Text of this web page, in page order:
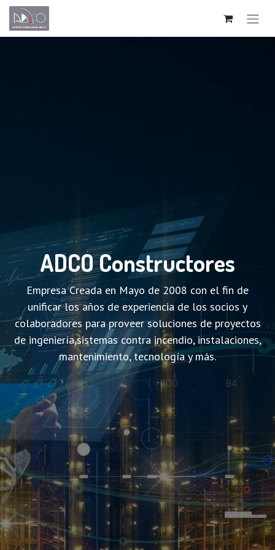
ADCO Constructores
Empresa Creada en Mayo de 2008 con el fin de
unificar los años de experiencia de los socios y
colaboradores para proveer soluciones de proyectos
de ingeniería,sistemas contra incendio, instalaciones,
mantenimiento, tecnología y más.